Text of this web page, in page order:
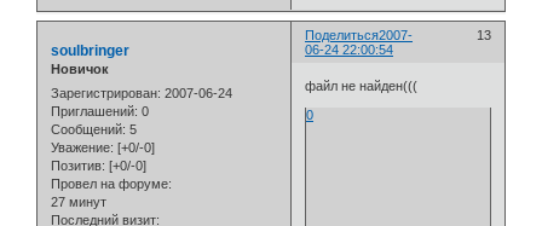
Поделиться 13
2007-
06-24 22:00:54
soulbringer
Новичок
Зарегистрирован: 2007-06-24
Приглашений: 0
Сообщений: 5
Уважение: [+0/-0]
Позитив: [+0/-0]
Провел на форуме:
27 минут
Последний визит:
файл не найден(((
0